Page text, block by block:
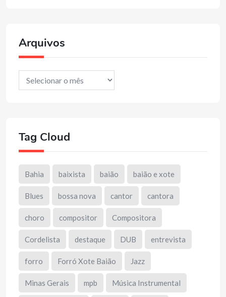
Arquivos
Tag Cloud
Bahia baixista baião baião e xote
Blues bossa nova cantor cantora
choro compositor Compositora
Cordelista destaque DUB entrevista
forro Forró Xote Baião Jazz
Minas Gerais mpb Música Instrumental